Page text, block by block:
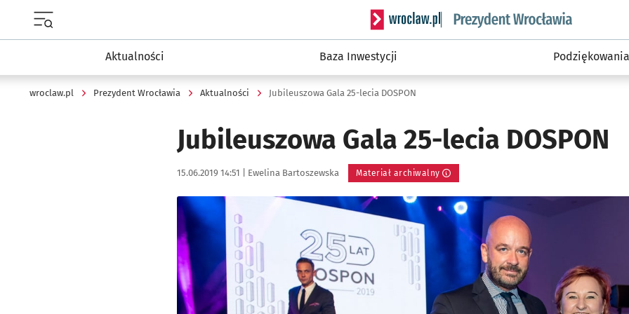
Serwis informacyjny wroclaw.pl podserwis:
Aktualności Baza Inwestycji Podziękowania
wroclaw.pl Prezydent Wrocławia Aktualności Jubileuszowa Gala 25-lecia DOSPON
Jubileuszowa Gala 25-lecia DOSPON
Data publikacji:
15.06.2019 14:51 | Autor:
Ewelina Bartoszewska Materiał archiwalny
Kliknij, aby powiększyć